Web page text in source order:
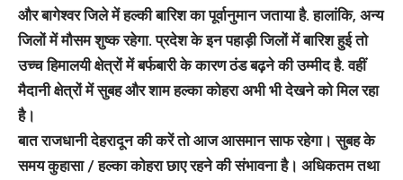
और बागेश्वर जिले में हल्की बारिश का पूर्वानुमान जताया है. हालांकि, अन्य
जिलों में मौसम शुष्क रहेगा. प्रदेश के इन पहाड़ी जिलों में बारिश हुई तो
उच्च हिमालयी क्षेत्रों में बर्फबारी के कारण ठंड बढ़ने की उम्मीद है. वहीं
मैदानी क्षेत्रों में सुबह और शाम हल्का कोहरा अभी भी देखने को मिल रहा
है।
बात राजधानी देहरादून की करें तो आज आसमान साफ रहेगा। सुबह के
समय कुहासा / हल्का कोहरा छाए रहने की संभावना है। अधिकतम तथा